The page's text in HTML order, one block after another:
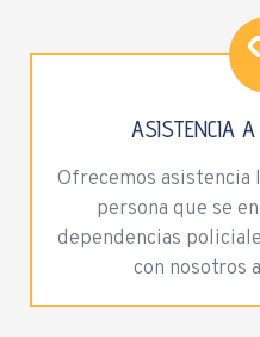
ASISTENCIA
Ofrecemos
persona que se
dependencias
con nosotros